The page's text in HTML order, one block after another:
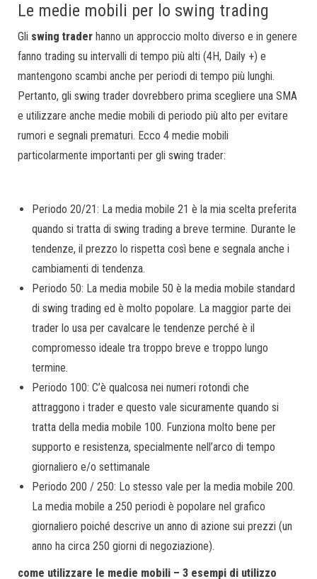
Le medie mobili per lo swing trading
Gli swing trader hanno un approccio molto diverso e in genere
fanno trading su intervalli di tempo più alti (4H, Daily +) e
mantengono scambi anche per periodi di tempo più lunghi.
Pertanto, gli swing trader dovrebbero prima scegliere una SMA
e utilizzare anche medie mobili di periodo più alto per evitare
rumori e segnali prematuri. Ecco 4 medie mobili
particolarmente importanti per gli swing trader:
Periodo 20/21: La media mobile 21 è la mia scelta preferita
quando si tratta di swing trading a breve termine. Durante le
tendenze, il prezzo lo rispetta così bene e segnala anche i
cambiamenti di tendenza.
Periodo 50: La media mobile 50 è la media mobile standard
di swing trading ed è molto popolare. La maggior parte dei
trader lo usa per cavalcare le tendenze perché è il
compromesso ideale tra troppo breve e troppo lungo
termine.
Periodo 100: C’è qualcosa nei numeri rotondi che
attraggono i trader e questo vale sicuramente quando si
tratta della media mobile 100. Funziona molto bene per
supporto e resistenza, specialmente nell’arco di tempo
giornaliero e/o settimanale
Periodo 200 / 250: Lo stesso vale per la media mobile 200.
La media mobile a 250 periodi è popolare nel grafico
giornaliero poiché descrive un anno di azione sui prezzi (un
anno ha circa 250 giorni di negoziazione).
come utilizzare le medie mobili – 3 esempi di utilizzo